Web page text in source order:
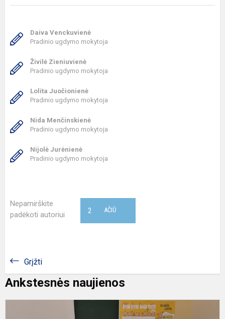
Daiva Venckuvienė
Pradinio ugdymo mokytoja
Živilė Zieniuvienė
Pradinio ugdymo mokytoja
Lolita Juočionienė
Pradinio ugdymo mokytoja
Nida Menčinskienė
Pradinio ugdymo mokytoja
Nijolė Jurėnienė
Pradinio ugdymo mokytoja
Nepamirškite
padėkoti autoriui
AČIŪ
2
Grįžti
Ankstesnės naujienos